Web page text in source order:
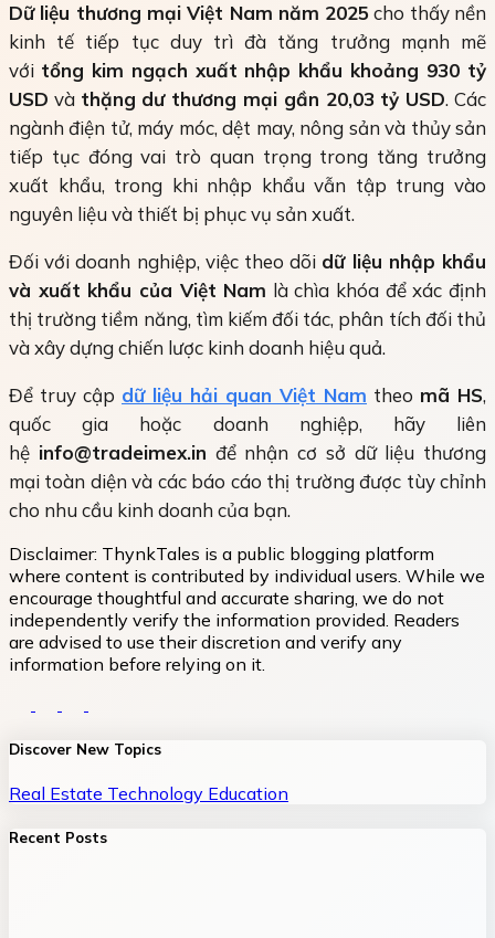
Dữ liệu thương mại Việt Nam năm 2025 cho thấy nền
kinh tế tiếp tục duy trì đà tăng trưởng mạnh mẽ
với tổng kim ngạch xuất nhập khẩu khoảng 930 tỷ
USD và thặng dư thương mại gần 20,03 tỷ USD. Các
ngành điện tử, máy móc, dệt may, nông sản và thủy sản
tiếp tục đóng vai trò quan trọng trong tăng trưởng
xuất khẩu, trong khi nhập khẩu vẫn tập trung vào
nguyên liệu và thiết bị phục vụ sản xuất.
Đối với doanh nghiệp, việc theo dõi dữ liệu nhập khẩu
và xuất khẩu của Việt Nam là chìa khóa để xác định
thị trường tiềm năng, tìm kiếm đối tác, phân tích đối thủ
và xây dựng chiến lược kinh doanh hiệu quả.
Để truy cập dữ liệu hải quan Việt Nam theo mã HS,
quốc gia hoặc doanh nghiệp, hãy liên
hệ info@tradeimex.in để nhận cơ sở dữ liệu thương
mại toàn diện và các báo cáo thị trường được tùy chỉnh
cho nhu cầu kinh doanh của bạn.
Disclaimer: ThynkTales is a public blogging platform
where content is contributed by individual users. While we
encourage thoughtful and accurate sharing, we do not
independently verify the information provided. Readers
are advised to use their discretion and verify any
information before relying on it.
Discover New Topics
Real Estate Technology Education
Recent Posts